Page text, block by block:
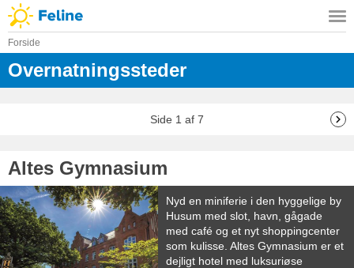
Forside
Overnatningssteder
Side 1 af 7
Altes Gymnasium
Nyd en miniferie i den hyggelige by
Husum med slot, havn, gågade
med café og et nyt shoppingcenter
som kulisse. Altes Gymnasium er et
dejligt hotel med luksuriøse